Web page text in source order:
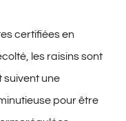
certifiées en
les raisins sont
suivent une
pour être